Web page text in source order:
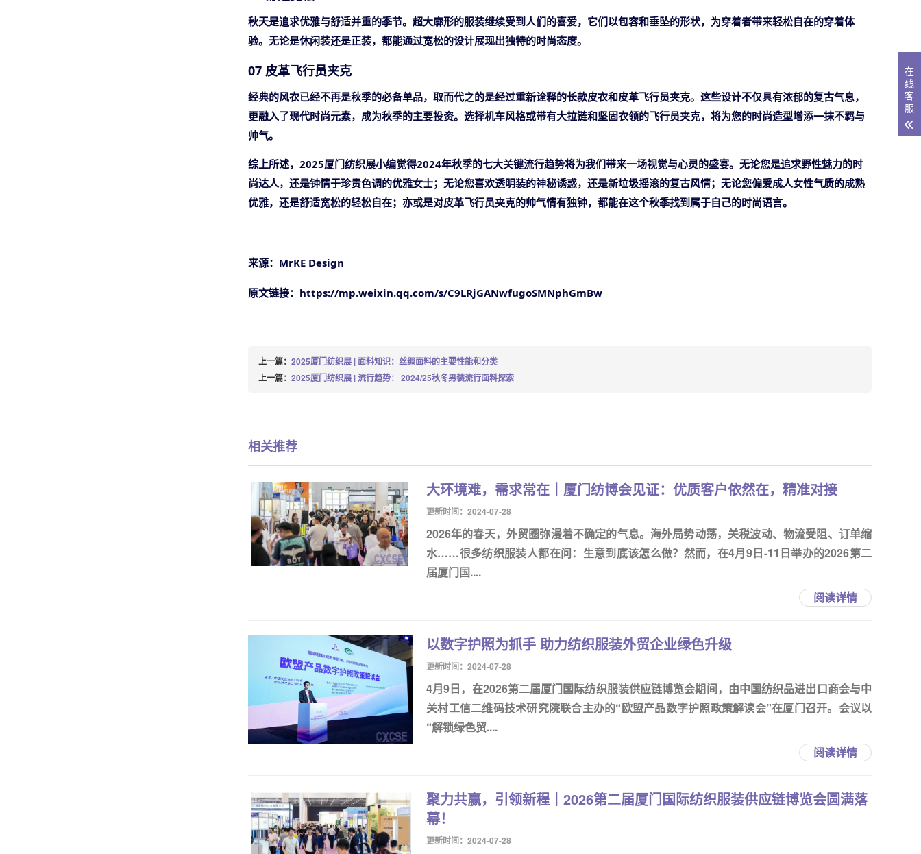
秋天是追求优雅与舒适并重的季节。超大廓形的服装继续受到人们的喜爱，它们以包容和垂坠的形状，为穿着者带来轻松自在的穿着体
验。无论是休闲装还是正装，都能通过宽松的设计展现出独特的时尚态度。
07 皮革飞行员夹克
经典的风衣已经不再是秋季的必备单品，取而代之的是经过重新诠释的长款皮衣和皮革飞行员夹克。这些设计不仅具有浓郁的复古气息，
更融入了现代时尚元素，成为秋季的主要投资。选择机车风格或带有大拉链和坚固衣领的飞行员夹克，将为您的时尚造型增添一抹不羁与
帅气。
综上所述，2025厦门纺织展小编觉得2024年秋季的七大关键流行趋势将为我们带来一场视觉与心灵的盛宴。无论您是追求野性魅力的时
尚达人，还是钟情于珍贵色调的优雅女士；无论您喜欢透明装的神秘诱惑，还是新垃圾摇滚的复古风情；无论您偏爱成人女性气质的成熟
优雅，还是舒适宽松的轻松自在；亦或是对皮革飞行员夹克的帅气情有独钟，都能在这个秋季找到属于自己的时尚语言。
来源： MrKE Design
原文链接： https://mp.weixin.qq.com/s/C9LRjGANwfugoSMNphGmBw
上一篇： 2025厦门纺织展 | 面料知识：丝绸面料的主要性能和分类
上一篇： 2025厦门纺织展 | 流行趋势： 2024/25秋冬男装流行面料探索
相关推荐
大环境难，需求常在｜厦门纺博会见证：优质客户依然在，精准对接
更新时间：2024-07-28
2026年的春天，外贸圈弥漫着不确定的气息。海外局势动荡，关税波动、物流受阻、订单缩
水……很多纺织服装人都在问：生意到底该怎么做？然而，在4月9日-11日举办的2026第二
届厦门国....
阅读详情
以数字护照为抓手 助力纺织服装外贸企业绿色升级
更新时间：2024-07-28
4月9日，在2026第二届厦门国际纺织服装供应链博览会期间，由中国纺织品进出口商会与中
关村工信二维码技术研究院联合主办的“欧盟产品数字护照政策解读会”在厦门召开。会议以
“解锁绿色贸....
阅读详情
聚力共赢，引领新程｜2026第二届厦门国际纺织服装供应链博览会圆满落
幕！
更新时间：2024-07-28
在
线
客
服